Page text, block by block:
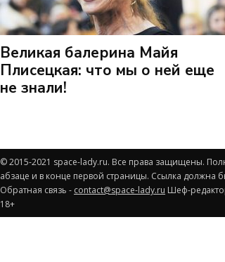
Великая балерина Майя
Плисецкая: что мы о ней еще
не знали!
© 2015-2021 space-lady.ru. Все права защищены.
абзаце и в конце первой страницы. Ссылка должна
Обратная связь - contact@space-lady.ru Шеф-
18+